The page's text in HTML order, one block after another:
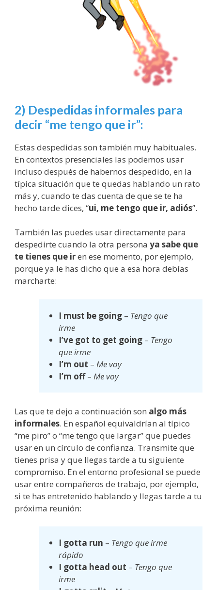
2) Despedidas informales para
decir “me tengo que ir”:
Estas despedidas son también muy habituales.
En contextos presenciales las podemos usar
incluso después de habernos despedido, en la
típica situación que te quedas hablando un rato
más y, cuando te das cuenta de que se te ha
hecho tarde dices, “ui, me tengo que ir, adiós”.
También las puedes usar directamente para
despedirte cuando la otra persona ya sabe que
te tienes que iren ese momento, por ejemplo,
porque ya le has dicho que a esa hora debías
marcharte:
I must be going – Tengo que
irme
I’ve got to get going – Tengo
que irme
I’m out –Me voy
I’m off–Me voy
Las que te dejo a continuación son algo más
informales. En español equivaldrían al típico
“me piro” o “me tengo que largar” que puedes
usar en un círculo de confianza. Transmite que
tienes prisa y que llegas tarde a tu siguiente
compromiso. En el entorno profesional se puede
usar entre compañeros de trabajo, por ejemplo,
si te has entretenido hablando y llegas tarde a tu
próxima reunión:
I gotta run – Tengo que irme
rápido
I gotta head out – Tengo que
irme